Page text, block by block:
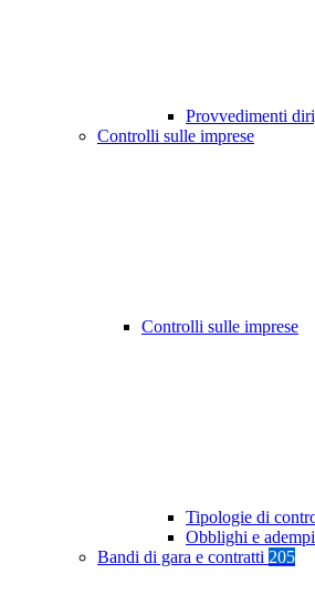
Provvedimenti
Controlli sulle imprese
Controlli sulle imprese
Tipologie di
Obblighi e
Bandi di gara e contratti 205